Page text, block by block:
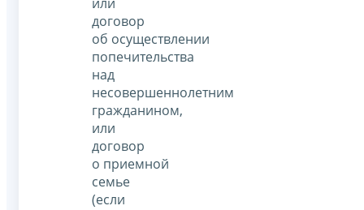
договор
об осуществлении
попечительства
над
несовершеннолетним
гражданином,
или
договор
о приемной
семье
(если